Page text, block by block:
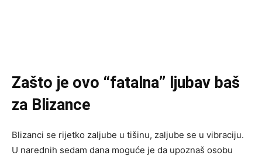
Zašto je ovo “fatalna” ljubav baš
za Blizance
Blizanci se rijetko zaljube u tišinu, zaljube se u vibraciju.
U narednih sedam dana moguće je da upoznaš osobu